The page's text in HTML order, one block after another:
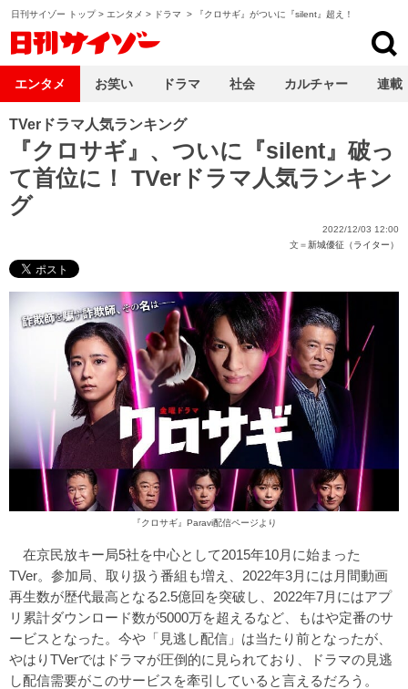
日刊サイゾー トップ> エンタメ > ドラマ > 『クロサギ』がついに『silent』超え！
TVerドラマ人気ランキング
『クロサギ』、ついに『silent』破っ
て首位に！ TVerドラマ人気ランキン
グ
2022/12/03 12:00
文＝新城優征（ライター）
『クロサギ』 Paravi配信ページ より
在京民放キー局5社を中心として2015年10月に始まった
TVer。参加局、取り扱う番組も増え、2022年3月には月間動画
再生数が歴代最高となる2.5億回を突破し、2022年7月にはアプ
リ累計ダウンロード数が5000万を超えるなど、もはや定番のサ
ービスとなった。今や「見逃し配信」は当たり前となったが、
やはりTVerではドラマが圧倒的に見られており、ドラマの見逃
し配信需要がこのサービスを牽引していると言えるだろう。
エンタメ お笑い ドラマ 社会 カルチャー 連載